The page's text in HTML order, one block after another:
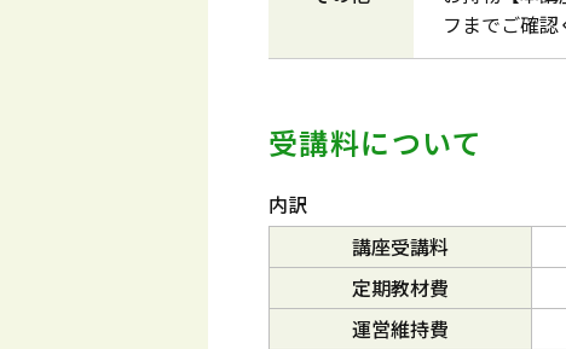
フまでご確
受講料について
内訳
講座受講料
定期教材費
運営維持費